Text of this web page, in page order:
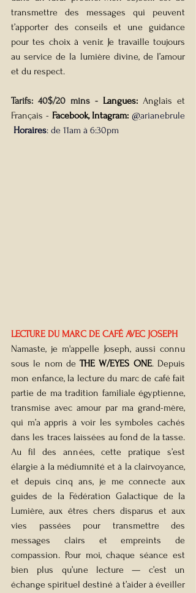
transmettre des messages qui peuvent
t’apporter des conseils et une guidance
pour tes choix à venir. Je travaille toujours
au service de la lumière divine, de l’amour
et du respect.
Tarifs: 40$/20 mins - Langues: Anglais et
Français - Facebook, Intagram: @arianebrule
Horaires: de 11am à 6:30pm
LECTURE DU MARC DE CAFÉ AVEC JOSEPH
Namaste, je m'appelle Joseph, aussi connu
sous le nom de THE W/EYES ONE. Depuis
mon enfance, la lecture du marc de café fait
partie de ma tradition familiale égyptienne,
transmise avec amour par ma grand-mère,
qui m’a appris à voir les symboles cachés
dans les traces laissées au fond de la tasse.
Au fil des années, cette pratique s’est
élargie à la médiumnité et à la clairvoyance,
et depuis cinq ans, je me connecte aux
guides de la Fédération Galactique de la
Lumière, aux êtres chers disparus et aux
vies passées pour transmettre des
messages clairs et empreints de
compassion. Pour moi, chaque séance est
bien plus qu’une lecture — c’est un
échange spirituel destiné à t’aider à éveiller